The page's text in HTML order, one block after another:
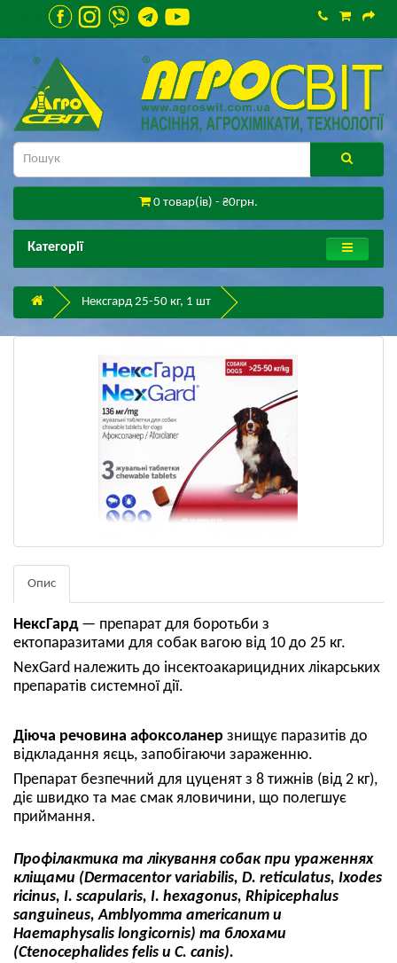
0 товар(ів) - ₴0грн.
Категорії
Нексгард 25-50 кг, 1 шт
Опис
НексГард — препарат для боротьби з
ектопаразитами для собак вагою від 10 до 25 кг.
NexGard належить до інсектоакарицидних лікарських
препаратів системної дії.
Діюча речовина афоксоланер знищує паразитів до
відкладання яєць, запобігаючи зараженню.
Препарат безпечний для цуценят з 8 тижнів (від 2 кг),
діє швидко та має смак яловичини, що полегшує
приймання.
Профілактика та лікування собак при ураженнях
кліщами (Dermacentor variabilis, D. reticulatus, Ixodes
ricinus, I. scapularis, I. hexagonus, Rhipicephalus
sanguineus, Amblyomma americanum и
Haemaphysalis longicornis) та блохами
(Ctenocephalides felis и C. canis).